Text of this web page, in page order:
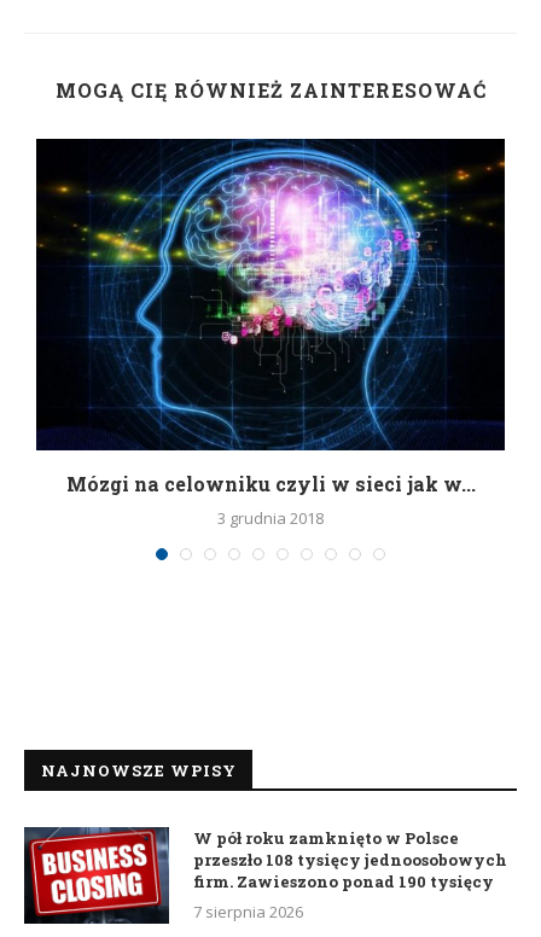
MOGĄ CIĘ RÓWNIEŻ ZAINTERESOWAĆ
Mózgi na celowniku czyli w sieci jak w...
3 grudnia 2018
NAJNOWSZE WPISY
W pół roku zamknięto w Polsce
przeszło 108 tysięcy jednoosobowych
firm. Zawieszono ponad 190 tysięcy
7 sierpnia 2026